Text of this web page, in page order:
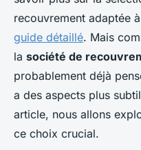
recouvrement adaptée
guide détaillé. Mais
la société de
probablement déjà
a des aspects plus
article, nous allons
ce choix crucial.